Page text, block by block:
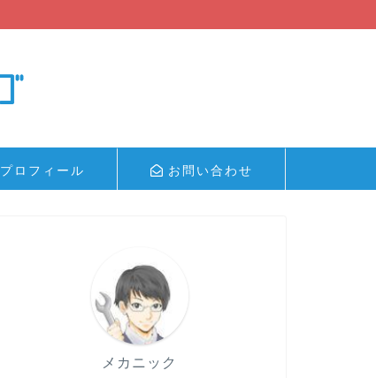
プロフィール お問い合わせ
メカニック